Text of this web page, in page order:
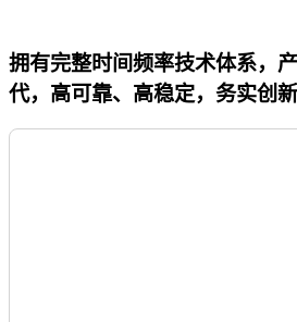
拥有完整时间频率技术体系，
代，高可靠、高稳定，务实创新